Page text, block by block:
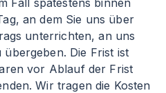
Fall spätestens binnen
an dem Sie uns über
unterrichten, an uns
Die Frist ist
vor Ablauf der Frist
Wir tragen die Kosten